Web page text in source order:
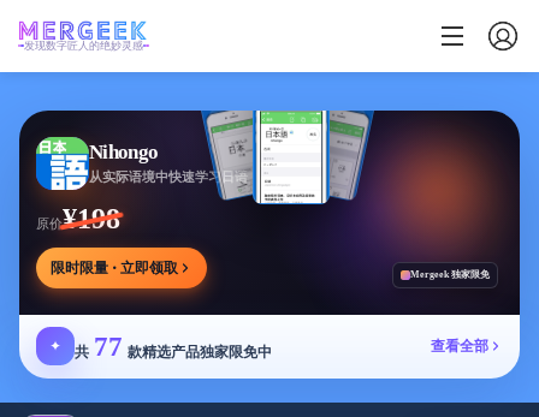
发现数字匠人的绝妙灵感
Nihongo
从实际语境中快速学习日语
原价¥198
限时限量 · 立即领取 Mergeek 独家限免
✦ 共 77 款精选产品独家限免中 查看全部